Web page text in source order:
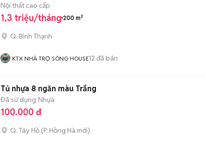
Nội thất cao cấp
1,3 triệu/tháng 200 m²
Q. Bình Thạnh
KTX NHÀ TRỌ SÓNG HOUSE12 đã bán
Tủ nhựa 8 ngăn màu Trắng
Đã sử dụng Nhựa
100.000 đ
Q. Tây Hồ (P. Hồng Hà mới)